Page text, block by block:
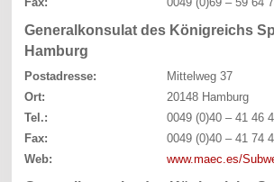
Generalkonsulat des Königreichs
Hamburg
Postadresse:
Mittelweg 37
Ort:
20148 Hamburg
Tel.:
0049 (0)40 – 41 46
Fax:
0049 (0)40 – 41 74
Web:
www.maec.es/